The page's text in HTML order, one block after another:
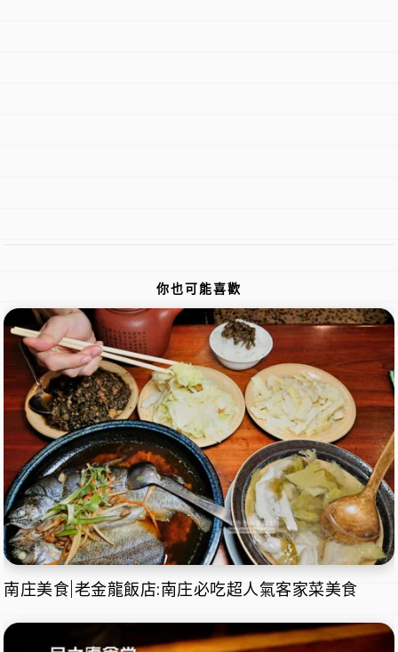
你也可能喜歡
南庄美食|老金龍飯店:南庄必吃超人氣客家菜美食